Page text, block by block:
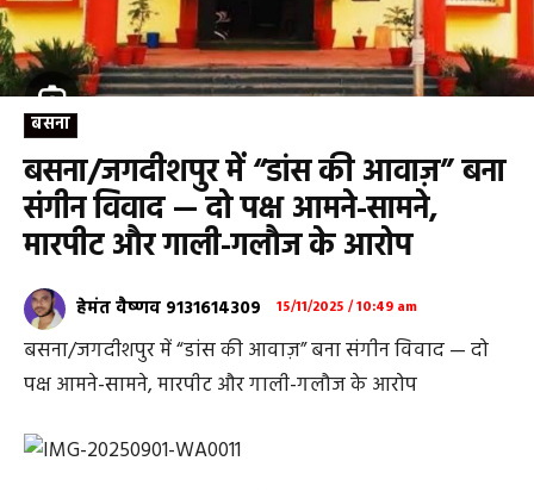
बसना
बसना/जगदीशपुर में “डांस की आवाज़” बना
संगीन विवाद — दो पक्ष आमने-सामने,
मारपीट और गाली-गलौज के आरोप
हेमंत वैष्णव 9131614309 15/11/2025 / 10:49 am
बसना/जगदीशपुर में “डांस की आवाज़” बना संगीन विवाद — दो
पक्ष आमने-सामने, मारपीट और गाली-गलौज के आरोप